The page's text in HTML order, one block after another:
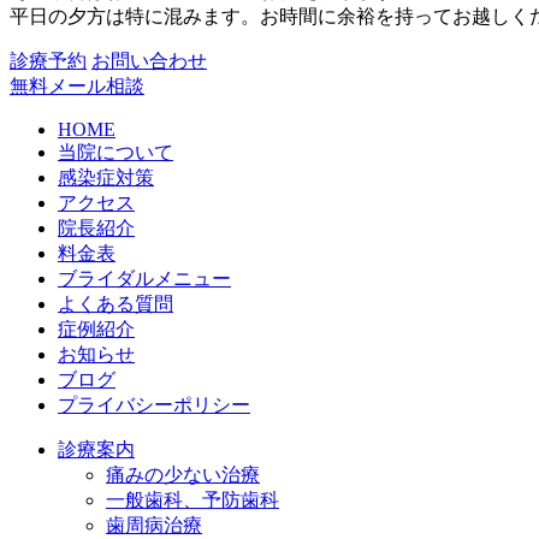
平日の夕方は特に混みます。お時間に余裕を持ってお越しく
診療予約 お問い合わせ
無料メール相談
HOME
当院について
感染症対策
アクセス
院長紹介
料金表
ブライダルメニュー
よくある質問
症例紹介
お知らせ
ブログ
プライバシーポリシー
診療案内
痛みの少ない治療
一般歯科、予防歯科
歯周病治療